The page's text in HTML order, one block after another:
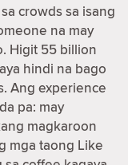
crowds sa isang
na may
Higit 55 billion
hindi na bago
Ang experience
pa: may
magkaroon
mga taong Like